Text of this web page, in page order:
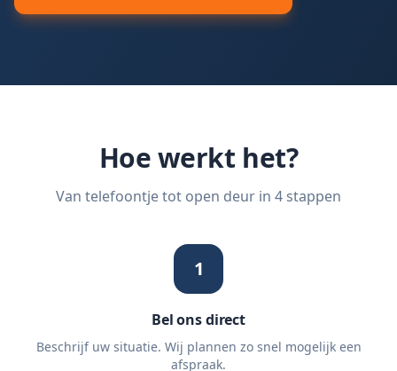
Hoe werkt het?
Van telefoontje tot open deur in 4 stappen
1
Bel ons direct
Beschrijf uw situatie. Wij plannen zo snel mogelijk een
afspraak.